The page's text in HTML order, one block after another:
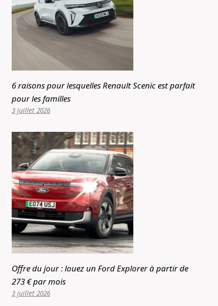
6 raisons pour lesquelles Renault Scenic est parfait
pour les familles
3 juillet 2026
Offre du jour : louez un Ford Explorer à partir de
273 € par mois
3 juillet 2026